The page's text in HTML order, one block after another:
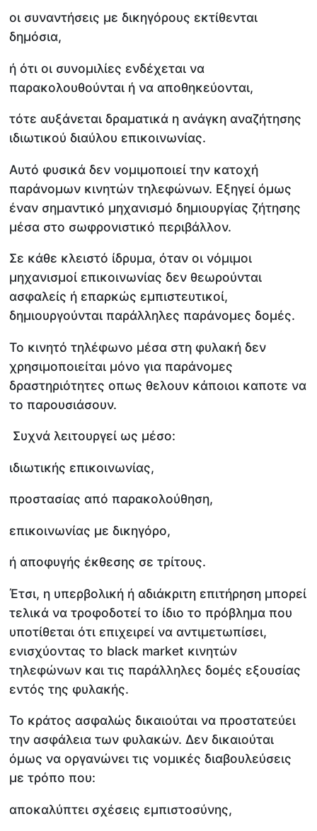
οι συναντήσεις με δικηγόρους εκτίθενται
δημόσια,
ή ότι οι συνομιλίες ενδέχεται να
παρακολουθούνται ή να αποθηκεύονται,
τότε αυξάνεται δραματικά η ανάγκη αναζήτησης
ιδιωτικού διαύλου επικοινωνίας.
Αυτό φυσικά δεν νομιμοποιεί την κατοχή
παράνομων κινητών τηλεφώνων. Εξηγεί όμως
έναν σημαντικό μηχανισμό δημιουργίας ζήτησης
μέσα στο σωφρονιστικό περιβάλλον.
Σε κάθε κλειστό ίδρυμα, όταν οι νόμιμοι
μηχανισμοί επικοινωνίας δεν θεωρούνται
ασφαλείς ή επαρκώς εμπιστευτικοί,
δημιουργούνται παράλληλες παράνομες δομές.
Το κινητό τηλέφωνο μέσα στη φυλακή δεν
χρησιμοποιείται μόνο για παράνομες
δραστηριότητες οπως θελουν κάποιοι καποτε να
το παρουσιάσουν.
Συχνά λειτουργεί ως μέσο:
ιδιωτικής επικοινωνίας,
προστασίας από παρακολούθηση,
επικοινωνίας με δικηγόρο,
ή αποφυγής έκθεσης σε τρίτους.
Έτσι, η υπερβολική ή αδιάκριτη επιτήρηση μπορεί
τελικά να τροφοδοτεί το ίδιο το πρόβλημα που
υποτίθεται ότι επιχειρεί να αντιμετωπίσει,
ενισχύοντας το black market κινητών
τηλεφώνων και τις παράλληλες δομές εξουσίας
εντός της φυλακής.
Το κράτος ασφαλώς δικαιούται να προστατεύει
την ασφάλεια των φυλακών. Δεν δικαιούται
όμως να οργανώνει τις νομικές διαβουλεύσεις
με τρόπο που:
αποκαλύπτει σχέσεις εμπιστοσύνης,